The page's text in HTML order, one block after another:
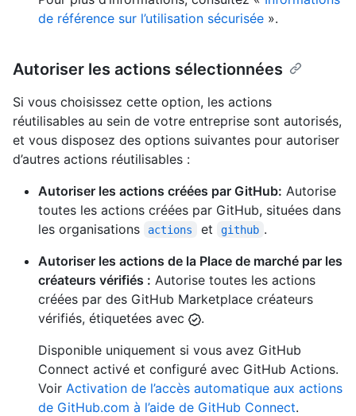
de référence sur l’utilisation sécurisée ».
Autoriser les actions sélectionnées
Si vous choisissez cette option, les actions
réutilisables au sein de votre entreprise sont autorisés,
et vous disposez des options suivantes pour autoriser
d’autres actions réutilisables :
Autoriser les actions créées par GitHub: Autorise
toutes les actions créées par GitHub, situées dans
les organisations
actions et github .
Autoriser les actions de la Place de marché par les
créateurs vérifiés : Autorise toutes les actions
créées par des GitHub Marketplace créateurs
vérifiés, étiquetées avec
.
Disponible uniquement si vous avez GitHub
Connect activé et configuré avec GitHub Actions.
Voir Activation de l’accès automatique aux actions
de GitHub.com à l’aide de GitHub Connect.